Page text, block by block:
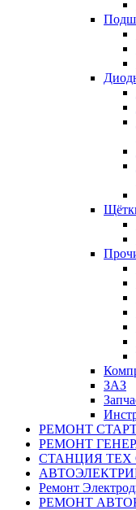
ЗАЗ
РЕМОНТ
РЕМОНТ
СТАНЦИЯ
Ремонт
РЕМОНТ